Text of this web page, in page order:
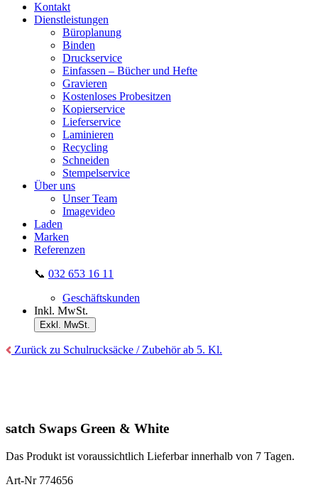
Kontakt
Dienstleistungen
Büroplanung
Binden
Druckservice
Einfassen – Bücher und Hefte
Gravieren
Kostenloses Probesitzen
Kopierservice
Lieferservice
Laminieren
Recycling
Schneiden
Stempelservice
Über uns
Unser Team
Imagevideo
Laden
Marken
Referenzen
📞 032 653 16 11
Geschäftskunden
Inkl. MwSt.
Exkl. MwSt.
Zurück zu Schulrucksäcke / Zubehör ab 5. Kl.
satch Swaps Green & White
Das Produkt ist voraussichtlich Lieferbar innerhalb von 7 Tagen.
Art-Nr 774656